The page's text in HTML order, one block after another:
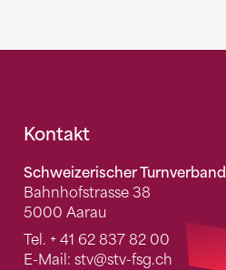
Fusszeile
Kontakt
Schweizerischer Turnverband
Bahnhofstrasse 38
5000 Aarau
Tel. + 41 62 837 82 00
E-Mail: stv@stv-fsg.ch